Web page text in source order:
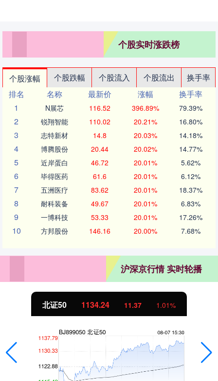
个股实时涨跌榜
个股涨幅 个股跌幅 个股流入 个股流出
换手率
排名
名称 最新价 涨幅
换手率
1
N展芯 116.52 396.89% 79.39%
2 锐翔智能 110.02 20.21% 16.80%
3 志特新材 14.8 20.03% 14.18%
4 博腾股份 20.44 20.02% 14.77%
5 近岸蛋白 46.72 20.01% 5.62%
6 毕得医药 61.6 20.01% 6.12%
7 五洲医疗 83.62 20.01% 18.37%
8 耐科装备 49.67 20.01% 6.83%
9 一博科技 53.33 20.01% 17.26%
10 方邦股份 146.16 20.00% 7.68%
沪深京行情 实时轮播
北证50 1134.24 11.37 1.01%